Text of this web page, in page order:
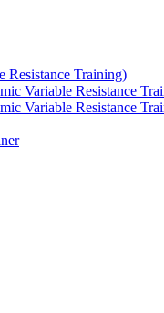
Training)
Variable Resistance
Variable Resistance